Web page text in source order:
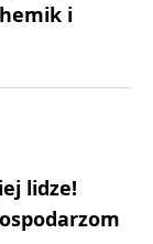
i
lidze!